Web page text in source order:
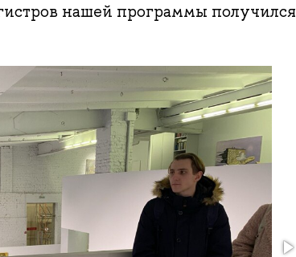
нашей программы получился